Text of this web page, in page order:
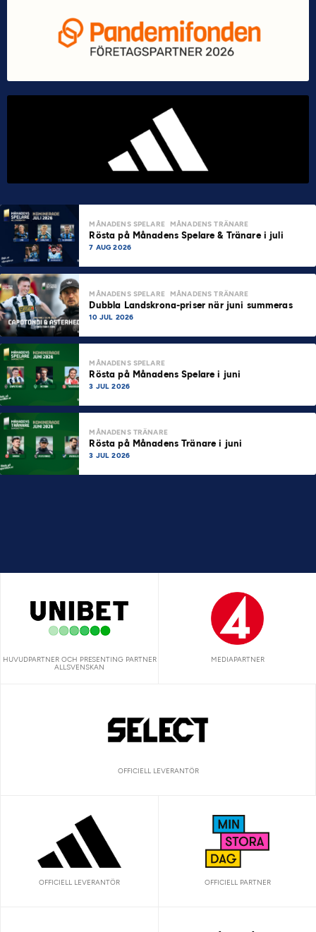
MÅNADENS SPELARE MÅNADENS TRÄNARE
Rösta på Månadens Spelare & Tränare i juli
7 AUG 2026
MÅNADENS SPELARE MÅNADENS TRÄNARE
Dubbla Landskrona-priser när juni summeras
10 JUL 2026
MÅNADENS SPELARE
Rösta på Månadens Spelare i juni
3 JUL 2026
MÅNADENS TRÄNARE
Rösta på Månadens Tränare i juni
3 JUL 2026
HUVUDPARTNER OCH PRESENTING PARTNER
ALLSVENSKAN
MEDIAPARTNER
OFFICIELL LEVERANTÖR
OFFICIELL LEVERANTÖR OFFICIELL PARTNER